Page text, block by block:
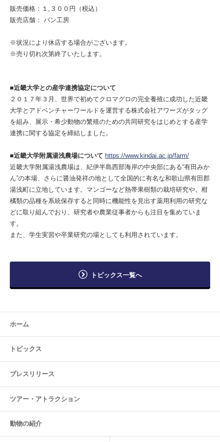
販売価格：１,３００円（税込）
販売店舗： パン工房
※状況により休店する場合がございます。
※売り切れ次第終了いたします。
■近畿大学との産学連携協定について
２０１７年３月、世界で初めてクロマグロの完全養殖に成功した近畿
大学とアドベンチャーワールドを運営する株式会社アワーズがタッグ
を組み、展示・希少動物の繁殖のための共同研究をはじめとする産学
連携に関する協定を締結しました。
■近畿大学附属湯浅農場について https://www.kindai.ac.jp/farm/
近畿大学附属湯浅農場は、紀伊半島西部海岸の中央部にある“有田みか
ん”の本場、さらに醤油発祥の地として全国的に有名な和歌山県有田郡
湯浅町に立地しています。マンゴーなど熱帯果樹類の栽培研究や、柑
橘類の品種を系統保存すると同時に機能性を見出す薬用利用の研究な
どに取り組んでおり、研究者や農業従事者からも注目を集めていま
す。
また、学生実習や卒業研究の場としても利用されています。
トピックス一覧へ
ホーム
トピックス
プレスリリース
ツアー・ アトラクション
動物の紹介